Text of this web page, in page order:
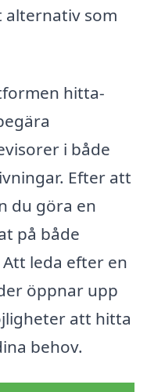
som
hitta-
i både
Efter att
du göra en
på både
leda efter en
öppnar upp
att hitta
behov.